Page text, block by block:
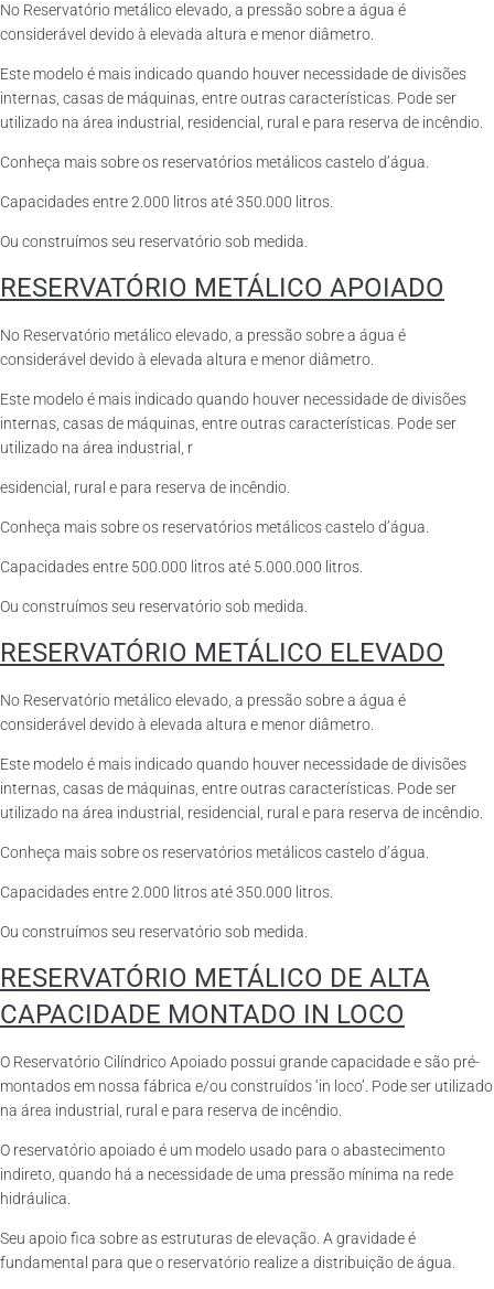
No Reservatório metálico elevado, a pressão sobre a água é
considerável devido à elevada altura e menor diâmetro.
Este modelo é mais indicado quando houver necessidade de divisões
internas, casas de máquinas, entre outras características. Pode ser
utilizado na área industrial, residencial, rural e para reserva de incêndio.
Conheça mais sobre os reservatórios metálicos castelo d’água.
Capacidades entre 2.000 litros até 350.000 litros.
Ou construímos seu reservatório sob medida.
RESERVATÓRIO METÁLICO APOIADO
No Reservatório metálico elevado, a pressão sobre a água é
considerável devido à elevada altura e menor diâmetro.
Este modelo é mais indicado quando houver necessidade de divisões
internas, casas de máquinas, entre outras características. Pode ser
utilizado na área industrial, r
esidencial, rural e para reserva de incêndio.
Conheça mais sobre os reservatórios metálicos castelo d’água.
Capacidades entre 500.000 litros até 5.000.000 litros.
Ou construímos seu reservatório sob medida.
RESERVATÓRIO METÁLICO ELEVADO
No Reservatório metálico elevado, a pressão sobre a água é
considerável devido à elevada altura e menor diâmetro.
Este modelo é mais indicado quando houver necessidade de divisões
internas, casas de máquinas, entre outras características. Pode ser
utilizado na área industrial, residencial, rural e para reserva de incêndio.
Conheça mais sobre os reservatórios metálicos castelo d’água.
Capacidades entre 2.000 litros até 350.000 litros.
Ou construímos seu reservatório sob medida.
RESERVATÓRIO METÁLICO DE ALTA
CAPACIDADE MONTADO IN LOCO
O Reservatório Cilíndrico Apoiado possui grande capacidade e são pré-
montados em nossa fábrica e/ou construídos ‘in loco’. Pode ser utilizado
na área industrial, rural e para reserva de incêndio.
O reservatório apoiado é um modelo usado para o abastecimento
indireto, quando há a necessidade de uma pressão mínima na rede
hidráulica.
Seu apoio fica sobre as estruturas de elevação. A gravidade é
fundamental para que o reservatório realize a distribuição de água.